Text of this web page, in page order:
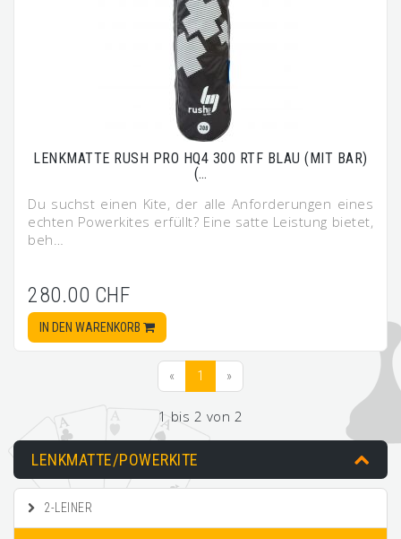
LENKMATTE RUSH PRO HQ4 300 RTF BLAU (MIT BAR)
(…
Du suchst einen Kite, der alle Anforderungen eines
echten Powerkites erfüllt? Eine satte Leistung bietet,
beh…
280.00 CHF
IN DEN WARENKORB
« 1 »
1 bis 2 von 2
LENKMATTE/POWERKITE
2-LEINER